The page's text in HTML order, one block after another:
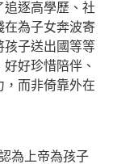
追逐高學歷、社
在為子女奔波寄
孩子送出國等等
好珍惜陪伴、
，而非倚靠外在
為上帝為孩子